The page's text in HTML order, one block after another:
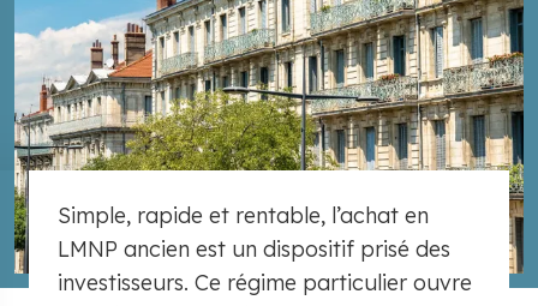
Simple, rapide et rentable, l’achat en
LMNP ancien est un dispositif prisé des
investisseurs. Ce régime particulier ouvre